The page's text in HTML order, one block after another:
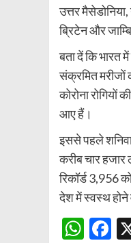
उत्तर
ब्रिटेन और
बता दें कि भारत
संक्रमित मरीजों
कोरोना
आए हैं।
इससे पहले
करीब चार हजार
रिकॉर्ड 3,956
देश में स्वस्थ होने